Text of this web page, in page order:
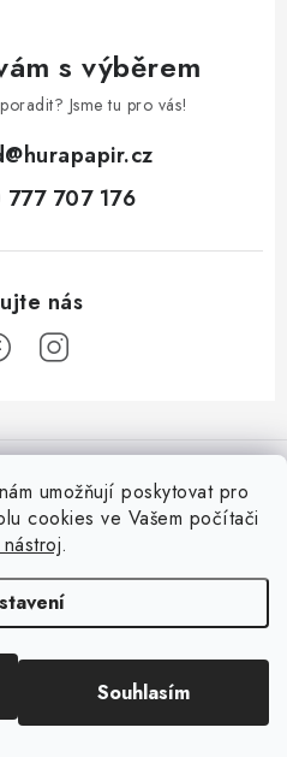
umožňují poskytovat pro
cookies ve Vašem počítači
.
Souhlasím
s výběrem
Jsme tu pro vás!
@hurapapir.cz
707 176
Shoptet
práva vyhrazena.Upravit nastavení